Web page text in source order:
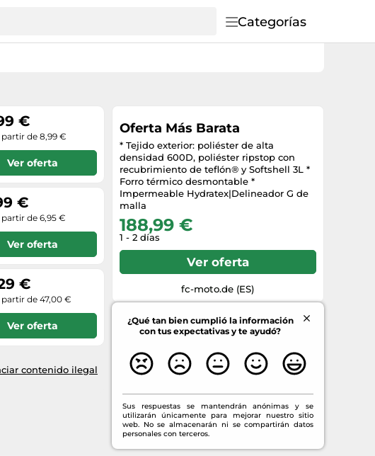
Categorías
€
partir de 8,99 €
Ver oferta
€
partir de 6,95 €
Ver oferta
€
partir de 47,00 €
Ver oferta
contenido ilegal
Oferta Más Barata
* Tejido exterior: poliéster de alta
densidad 600D, poliéster ripstop con
recubrimiento de teflón® y Softshell 3L *
Forro térmico desmontable *
Impermeable Hydratex|Delineador G de
malla
188,99 €
1 - 2 días
Ver oferta
fc-moto.de (ES)
¿Qué tan bien cumplió la información
con tus expectativas y te ayudó?
Sus respuestas se mantendrán anónimas y se
utilizarán únicamente para mejorar nuestro sitio
web. No se almacenarán ni se compartirán datos
personales con terceros.